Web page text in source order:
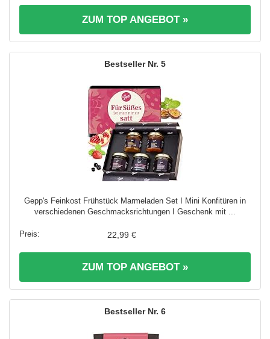
ZUM TOP ANGEBOT »
5
Gepp's Feinkost Frühstück Marmeladen Set I Mini Konfitüren in
verschiedenen Geschmacksrichtungen I Geschenk mit ...
22,99 €
ZUM TOP ANGEBOT »
6